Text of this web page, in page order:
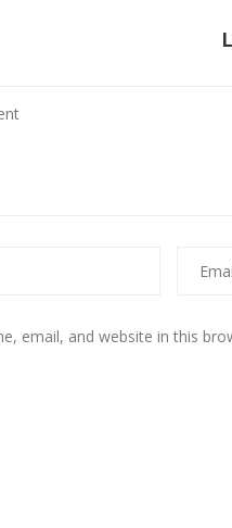
email, and website in this